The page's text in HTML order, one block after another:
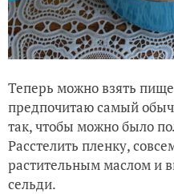
Теперь можно взять
предпочитаю самый
так, чтобы можно было
Расстелить пленку,
растительным маслом и
сельди.